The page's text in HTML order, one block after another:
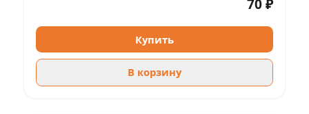
70 ₽
Купить
В корзину